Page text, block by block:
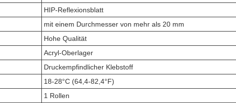
HIP-Reflexionsblatt
mit einem Durchmesser von mehr als 20 mm
Hohe Qualität
Acryl-Oberlager
Druckempfindlicher Klebstoff
18-28°C (64,4-82,4°F)
1 Rollen